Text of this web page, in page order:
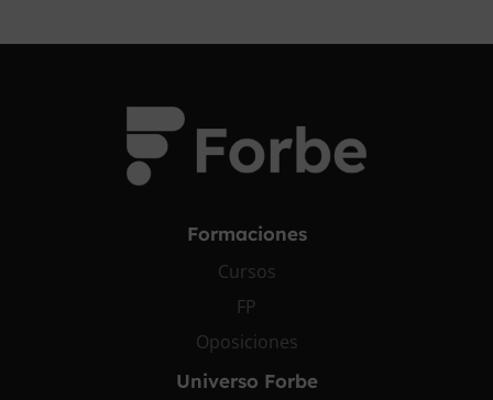
Formaciones
Cursos
FP
Oposiciones
Universo Forbe